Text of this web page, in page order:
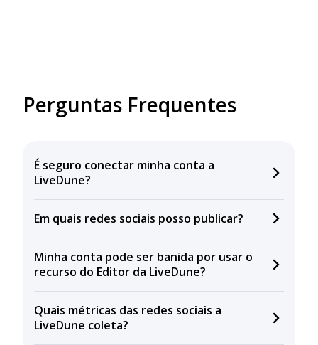
Perguntas Frequentes
É seguro conectar minha conta a
LiveDune?
usuário ou senha, colaboramos com as redes sociais
terceiros.
Em quais redes sociais posso publicar?
VKontakte, Telegram, Odnoklassniki, X, LinkedIn,
YouTube, Tik-Tok e Threads.
Minha conta pode ser banida por usar o
recurso do Editor da LiveDune?
Cumprimos as políticas das redes sociais e usamos
suas APIs oficiais.
Quais métricas das redes sociais a
LiveDune coleta?